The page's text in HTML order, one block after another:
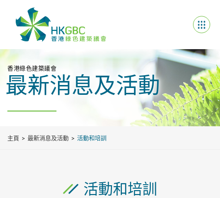
香港綠色建築議會
最新消息及活動
主頁 最新消息及活動 活動和培訓
活動和培訓